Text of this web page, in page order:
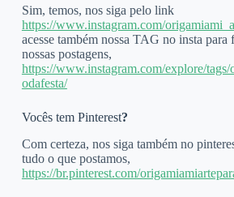
Sim, temos, nos siga pelo link
https://www.instagram.com/
acesse também nossa TAG no insta para
nossas postagens,
https://www.instagram.com/explore/tags/
odafesta/
Vocês tem Pinterest?
Com certeza, nos siga também no
tudo o que postamos,
https://br.pinterest.com/